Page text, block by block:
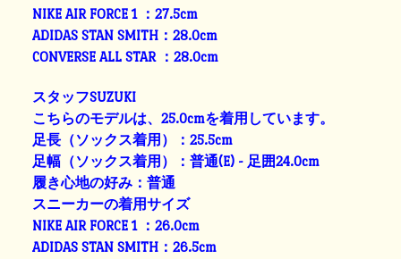
NIKE AIR FORCE 1 ：27.5cm
ADIDAS STAN SMITH：28.0cm
CONVERSE ALL STAR ：28.0cm
スタッフSUZUKI
こちらのモデルは、25.0cmを着用しています。
足長（ソックス着用）：25.5cm
足幅（ソックス着用）：普通(E) - 足囲24.0cm
履き心地の好み：普通
スニーカーの着用サイズ
NIKE AIR FORCE 1 ：26.0cm
ADIDAS STAN SMITH：26.5cm